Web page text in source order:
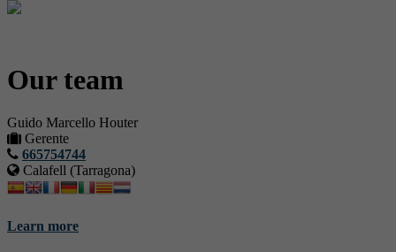
Our team
Guido Marcello Houter
Gerente
665754744
Calafell (Tarragona)
Learn more